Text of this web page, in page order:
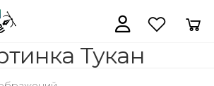
Тукан